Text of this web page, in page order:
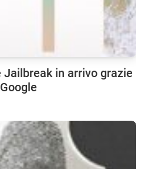
Jailbreak in arrivo grazie